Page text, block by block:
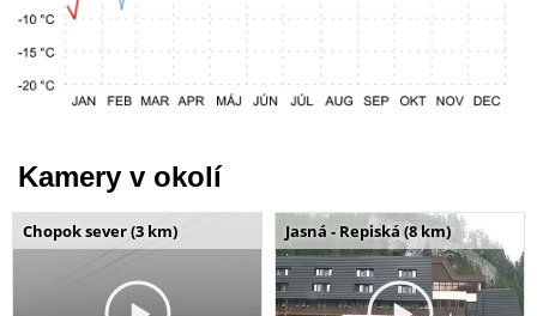
Kamery v okolí
Chopok sever (3 km) Jasná - Repiská (8 km)